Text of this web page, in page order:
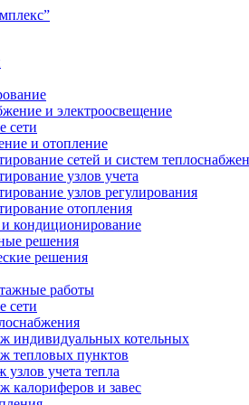
и электроосвещение
сети
и отопление
сетей и систем
узлов учета
узлов регулирования
отопления
кондиционирование
решения
решения
работы
сети
индивидуальных котельных
тепловых пунктов
узлов учета тепла
калориферов и завес